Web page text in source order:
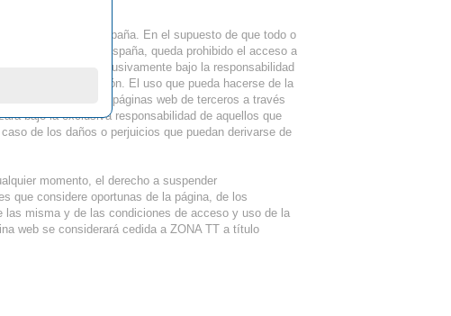
fuera de España. En el supuesto de que todo o
distintos de España, queda prohibido el acceso a
será exclusivamente bajo la responsabilidad
de aplicación. El uso que pueda hacerse de la
del acceso a otras páginas web de terceros a través
bajo la exclusiva responsabilidad de aquellos que
de los daños o perjuicios que puedan derivarse de
momento, el derecho a suspender
que considere oportunas de la página, de los
misma y de las condiciones de acceso y uso de la
web se considerará cedida a ZONA TT a título